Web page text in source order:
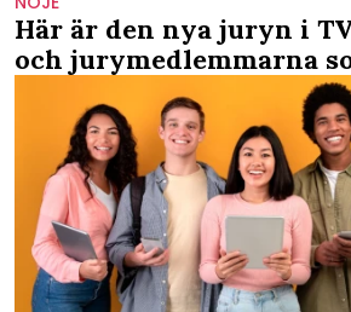
Här är den nya juryn i
och jurymedlemmarna